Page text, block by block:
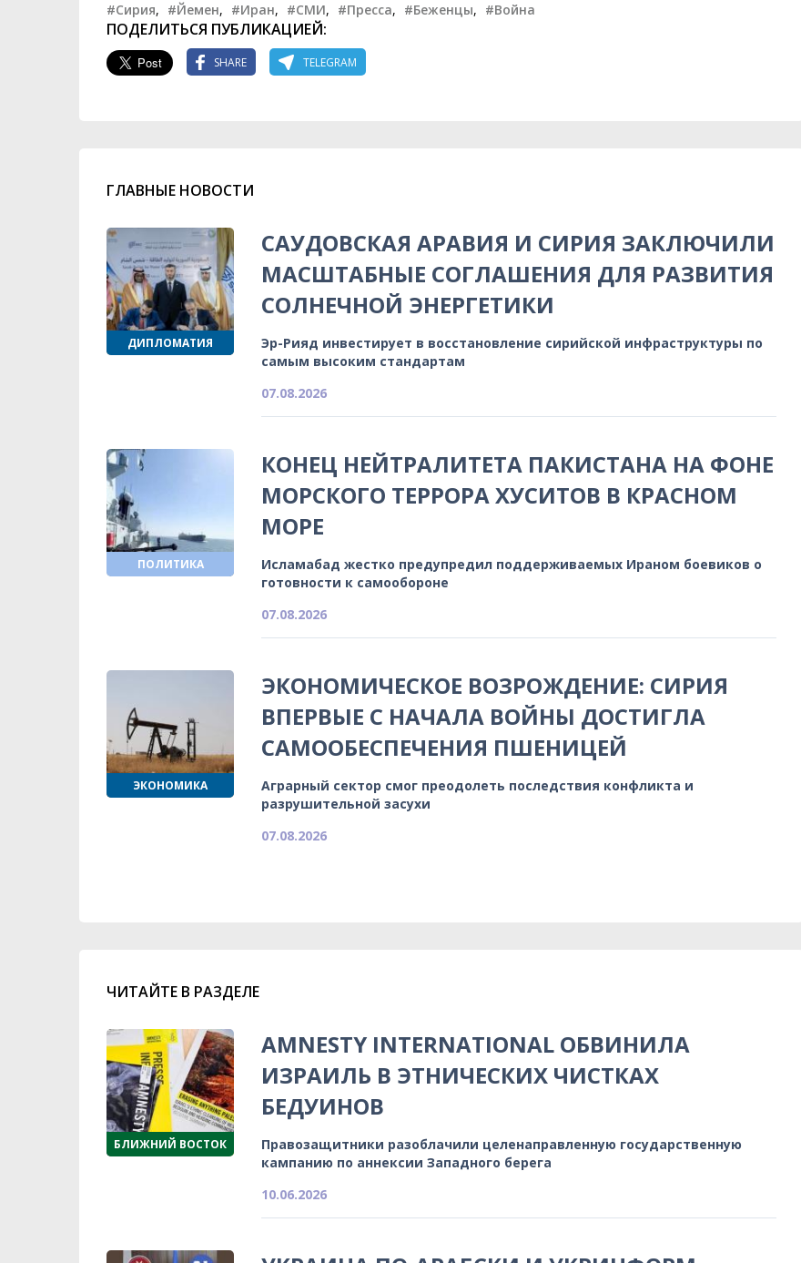
#Сирия, #Йемен, #Иран, #СМИ, #Пресса, #Беженцы, #Война
ПОДЕЛИТЬСЯ ПУБЛИКАЦИЕЙ:
SHARE TELEGRAM
ГЛАВНЫЕ НОВОСТИ
ДИПЛОМАТИЯ
САУДОВСКАЯ АРАВИЯ И СИРИЯ ЗАКЛЮЧИЛИ
МАСШТАБНЫЕ СОГЛАШЕНИЯ ДЛЯ РАЗВИТИЯ
СОЛНЕЧНОЙ ЭНЕРГЕТИКИ
Эр-Рияд инвестирует в восстановление сирийской инфраструктуры по
самым высоким стандартам
07.08.2026
ПОЛИТИКА
КОНЕЦ НЕЙТРАЛИТЕТА ПАКИСТАНА НА ФОНЕ
МОРСКОГО ТЕРРОРА ХУСИТОВ В КРАСНОМ
МОРЕ
Исламабад жестко предупредил поддерживаемых Ираном боевиков о
готовности к самообороне
07.08.2026
ЭКОНОМИКА
ЭКОНОМИЧЕСКОЕ ВОЗРОЖДЕНИЕ: СИРИЯ
ВПЕРВЫЕ С НАЧАЛА ВОЙНЫ ДОСТИГЛА
САМООБЕСПЕЧЕНИЯ ПШЕНИЦЕЙ
Аграрный сектор смог преодолеть последствия конфликта и
разрушительной засухи
07.08.2026
ЧИТАЙТЕ В РАЗДЕЛЕ
БЛИЖНИЙ ВОСТОК
AMNESTY INTERNATIONAL ОБВИНИЛА
ИЗРАИЛЬ В ЭТНИЧЕСКИХ ЧИСТКАХ
БЕДУИНОВ
Правозащитники разоблачили целенаправленную государственную
кампанию по аннексии Западного берега
10.06.2026